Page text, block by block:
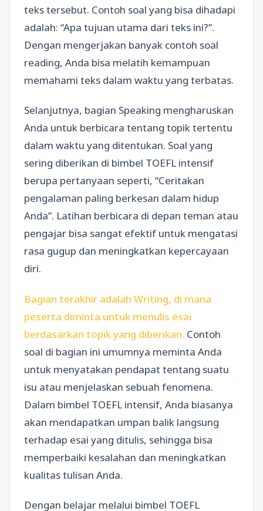
teks tersebut. Contoh soal yang bisa dihadapi
adalah: “Apa tujuan utama dari teks ini?”.
Dengan mengerjakan banyak contoh soal
reading, Anda bisa melatih kemampuan
memahami teks dalam waktu yang terbatas.
Selanjutnya, bagian Speaking mengharuskan
Anda untuk berbicara tentang topik tertentu
dalam waktu yang ditentukan. Soal yang
sering diberikan di bimbel TOEFL intensif
berupa pertanyaan seperti, “Ceritakan
pengalaman paling berkesan dalam hidup
Anda”. Latihan berbicara di depan teman atau
pengajar bisa sangat efektif untuk mengatasi
rasa gugup dan meningkatkan kepercayaan
diri.
Bagian terakhir adalah Writing, di mana
peserta diminta untuk menulis esai
berdasarkan topik yang diberikan. Contoh
soal di bagian ini umumnya meminta Anda
untuk menyatakan pendapat tentang suatu
isu atau menjelaskan sebuah fenomena.
Dalam bimbel TOEFL intensif, Anda biasanya
akan mendapatkan umpan balik langsung
terhadap esai yang ditulis, sehingga bisa
memperbaiki kesalahan dan meningkatkan
kualitas tulisan Anda.
Dengan belajar melalui bimbel TOEFL